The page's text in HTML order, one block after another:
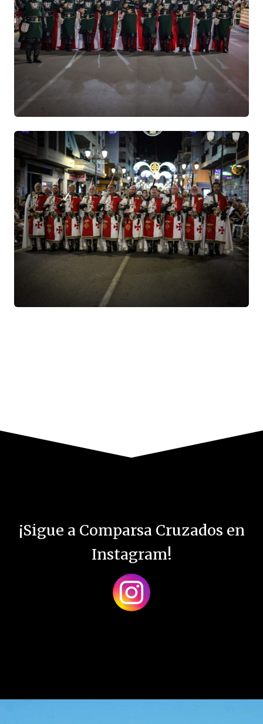
¡Sigue a Comparsa Cruzados en
Instagram!